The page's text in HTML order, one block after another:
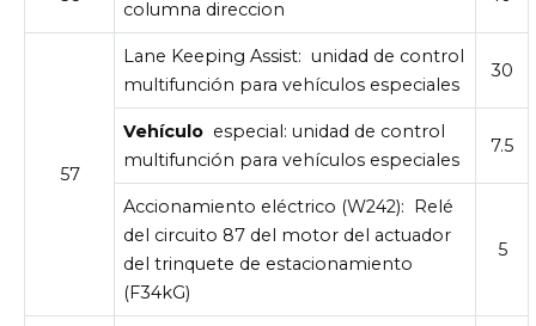
columna direccion
57
Lane Keeping Assist: unidad de control
multifunción para vehículos especiales
30
Vehículo especial: unidad de control
multifunción para vehículos especiales
7.5
Accionamiento eléctrico (W242): Relé
del circuito 87 del motor del actuador
del trinquete de estacionamiento
(F34kG)
5